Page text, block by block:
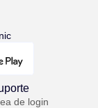
de login